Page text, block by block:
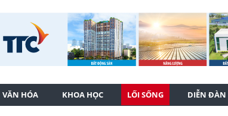
VĂN HÓA KHOA HỌC LỐI SỐNG DIỄN ĐÀN